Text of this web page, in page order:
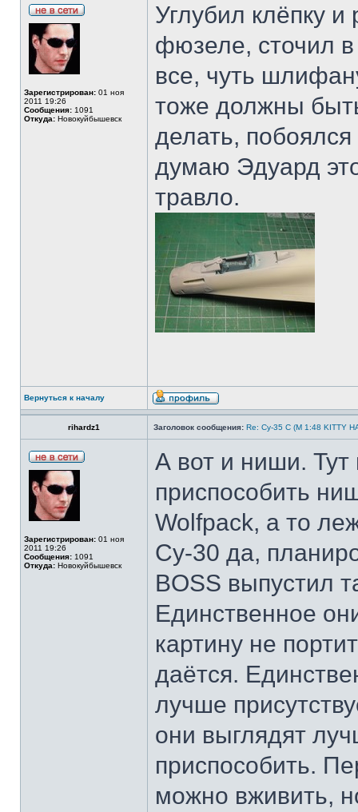
Зарегистрирован: 01 ноя
2011 19:26
Сообщения: 1091
Откуда: Новокуйбышевск
Углубил клёпку
фюзеле, сточил
все, чуть
тоже должны
делать,
думаю Эдуард
травло.
Вернуться к началу
rihardz1 Заголовок сообщения: Re: Су-35 С (М 1:48 KITTY
Зарегистрирован: 01 ноя
2011 19:26
Сообщения: 1091
Откуда: Новокуйбышевск
А вот и ниши.
приспособить
Wolfpack, а то
Су-30 да,
BOSS выпустил
Единственное
картину не
даётся.
лучше
они выглядят
приспособить.
можно вживить,